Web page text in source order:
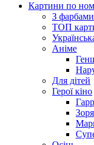
Картини по
З фарбами
ТОП
Аніме
Для дітей
Герої кіно